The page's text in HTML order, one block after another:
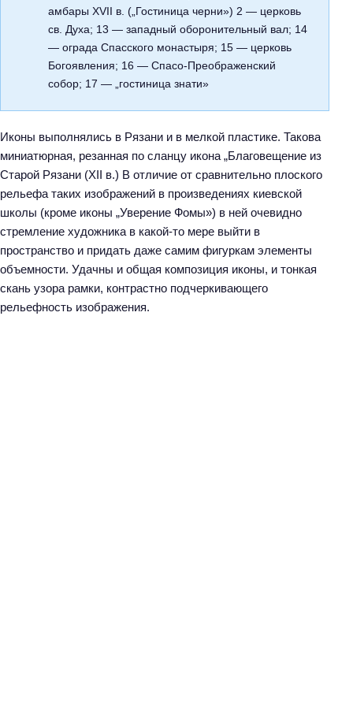
амбары XVII в. („Гостиница черни») 2 — церковь
св. Духа; 13 — западный оборонительный вал; 14
— ограда Спасского монастыря; 15 — церковь
Богоявления; 16 — Спасо-Преображенский
собор; 17 — „гостиница знати»
Иконы выполнялись в Рязани и в мелкой пластике. Такова
миниатюрная, резанная по сланцу икона „Благовещение из
Старой Рязани (XII в.) В отличие от сравнительно плоского
рельефа таких изображений в произведениях киевской
школы (кроме иконы „Уверение Фомы») в ней очевидно
стремление художника в какой-то мере выйти в
пространство и придать даже самим фигуркам элементы
объемности. Удачны и общая композиция иконы, и тонкая
скань узора рамки, контрастно подчеркивающего
рельефность изображения.